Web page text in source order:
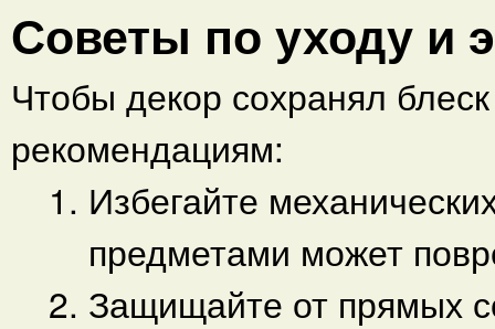
Советы по уходу и
Чтобы декор сохранял
рекомендациям:
Избегайте
предметами может
Защищайте от прямых